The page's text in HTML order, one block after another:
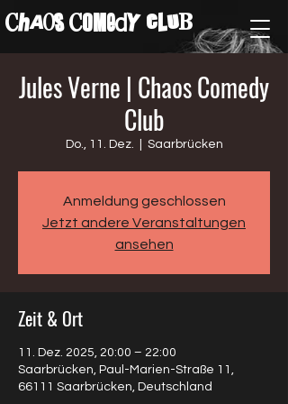
ChAos COMedY cLuB
Jules Verne | Chaos Comedy
Club
Do., 11. Dez. Saarbrücken
Anmeldung geschlossen
Jetzt andere Veranstaltungen
ansehen
Zeit & Ort
11. Dez. 2025, 20:00 – 22:00
Saarbrücken, Paul-Marien-Straße 11,
66111 Saarbrücken, Deutschland